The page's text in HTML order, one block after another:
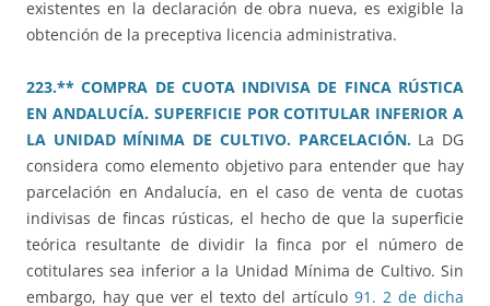
existentes en la declaración de obra nueva, es exigible la
obtención de la preceptiva licencia administrativa.
223.** COMPRA DE CUOTA INDIVISA DE FINCA RÚSTICA
EN ANDALUCÍA. SUPERFICIE POR COTITULAR INFERIOR A
LA UNIDAD MÍNIMA DE CULTIVO. PARCELACIÓN.La DG
considera como elemento objetivo para entender que hay
parcelación en Andalucía, en el caso de venta de cuotas
indivisas de fincas rústicas, el hecho de que la superficie
teórica resultante de dividir la finca por el número de
cotitulares sea inferior a la Unidad Mínima de Cultivo. Sin
embargo, hay que ver el texto del artículo 91. 2 de dicha